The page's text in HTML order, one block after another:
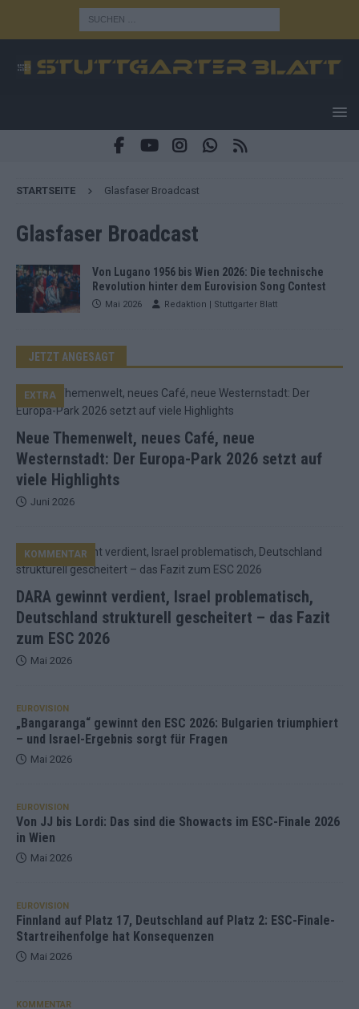
STARTSEITE Glasfaser Broadcast
Glasfaser Broadcast
Von Lugano 1956 bis Wien 2026: Die technische
Revolution hinter dem Eurovision Song Contest
Mai 2026 Redaktion | Stuttgarter Blatt
JETZT ANGESAGT
Neue Themenwelt, neues Café, neue
Westernstadt: Der Europa-Park 2026 setzt auf
viele Highlights
EXTRA
Juni 2026
DARA gewinnt verdient, Israel problematisch,
Deutschland strukturell gescheitert – das Fazit
zum ESC 2026
KOMMENTAR
Mai 2026
EUROVISION
„Bangaranga“ gewinnt den ESC 2026: Bulgarien triumphiert
– und Israel-Ergebnis sorgt für Fragen
Mai 2026
EUROVISION
Von JJ bis Lordi: Das sind die Showacts im ESC-Finale 2026
in Wien
Mai 2026
EUROVISION
Finnland auf Platz 17, Deutschland auf Platz 2: ESC-Finale-
Startreihenfolge hat Konsequenzen
Mai 2026
KOMMENTAR